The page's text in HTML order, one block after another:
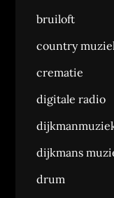
bruiloft
country
crematie
digitale radio
dijkmans
drum